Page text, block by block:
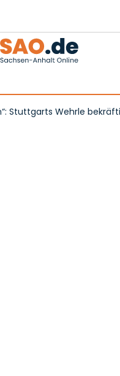
Stuttgarts Wehrle